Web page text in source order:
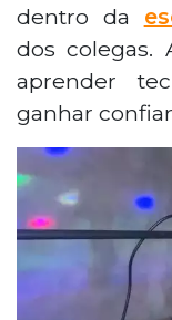
dentro da
dos colegas.
aprender
ganhar